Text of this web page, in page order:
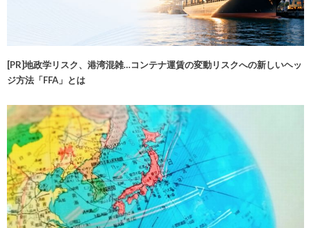
[PR]地政学リスク、港湾混雑…コンテナ運賃の変動リスクへの新しいヘッ
ジ方法「FFA」とは